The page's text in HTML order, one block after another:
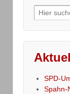
Search
for:
SPD-
Spahn-